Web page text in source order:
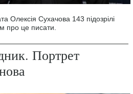
Олексія Сухачова 143 підозрілі
про це писати.
Портрет